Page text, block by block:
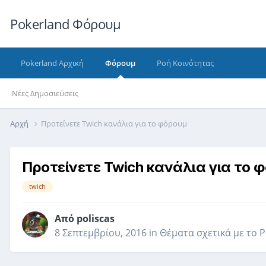
Pokerland Φόρουμ
Pokerland Αρχική Φόρουμ
Νέες Δημοσιεύσεις
Ροή Κοινότητας
Αρχή Προτείνετε Twich κανάλια για το φόρουμ
Προτείνετε Twich κανάλια για το
twich
Από poliscas
8 Σεπτεμβρίου, 2016 in Θέματα σχετικά με το